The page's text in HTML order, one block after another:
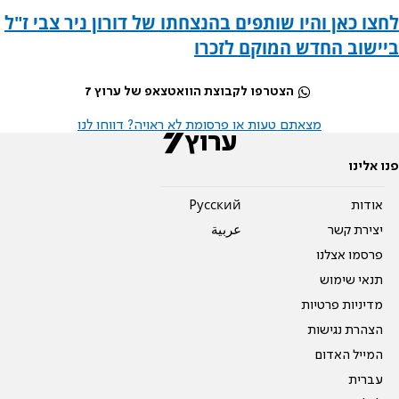
לחצו כאן והיו שותפים בהנצחתו של דורון ניר צבי ז"ל
ביישוב החדש המוקם לזכרו
הצטרפו לקבוצת הוואטצאפ של ערוץ 7
מצאתם טעות או פרסומת לא ראויה? דווחו לנו
פנו אלינו
אודות
יצירת קשר
פרסמו אצלנו
תנאי שימוש
מדיניות פרטיות
הצהרת נגישות
המייל האדום
עברית
Pусский
عربية